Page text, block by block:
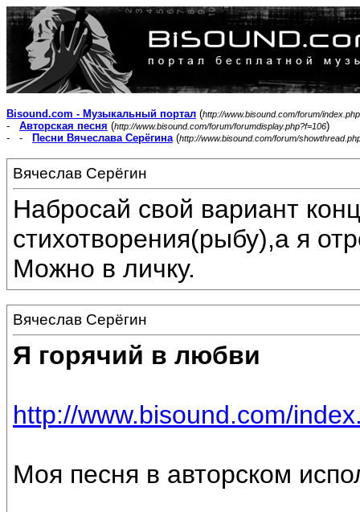
Bisound.com - Музыкальный портал (http://www.bisound.com/forum/index.php
- Авторская песня (http://www.bisound.com/forum/forumdisplay.php?f=106)
- -
Песни Вячеслава Серёгина(http://www.bisound.com/forum/
Вячеслав Серёгин
Набросай свой вариант
стихотворения(рыбу),а я
Можно в личку.
Вячеслав Серёгин
Я горячий в любви
http://www.bisound.com/
Моя песня в авторском